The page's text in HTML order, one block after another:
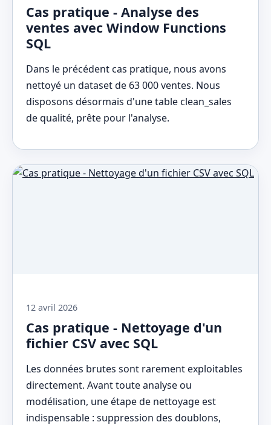
Cas pratique - Analyse des
ventes avec Window Functions
SQL
Dans le précédent cas pratique, nous avons
nettoyé un dataset de 63 000 ventes. Nous
disposons désormais d'une table clean_sales
de qualité, prête pour l'analyse.
12 avril 2026
Cas pratique - Nettoyage d'un
fichier CSV avec SQL
Les données brutes sont rarement exploitables
directement. Avant toute analyse ou
modélisation, une étape de nettoyage est
indispensable : suppression des doublons,